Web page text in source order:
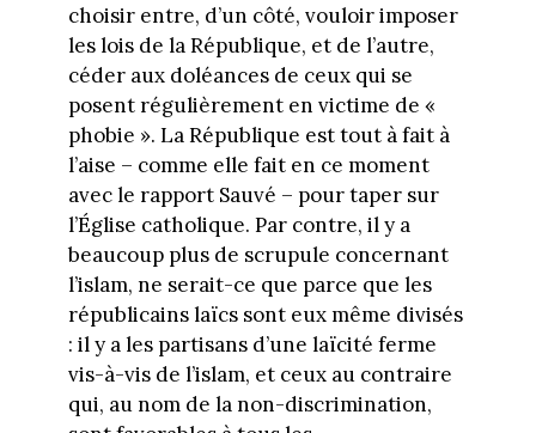
choisir entre, d’un côté, vouloir imposer
les lois de la République, et de l’autre,
céder aux doléances de ceux qui se
posent régulièrement en victime de «
phobie ». La République est tout à fait à
l’aise – comme elle fait en ce moment
avec le rapport Sauvé – pour taper sur
l’Église catholique. Par contre, il y a
beaucoup plus de scrupule concernant
l’islam, ne serait-ce que parce que les
républicains laïcs sont eux même divisés
: il y a les partisans d’une laïcité ferme
vis-à-vis de l’islam, et ceux au contraire
qui, au nom de la non-discrimination,